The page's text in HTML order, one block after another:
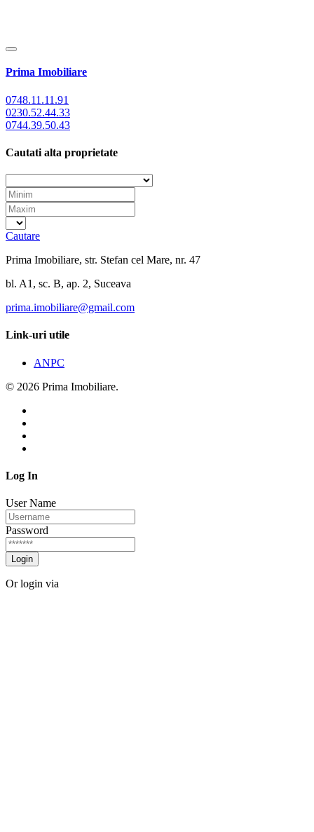
Prima Imobiliare
0748.11.11.91
0230.52.44.33
0744.39.50.43
Cautati alta proprietate
Cautare
Prima Imobiliare, str. Stefan cel Mare, nr. 47
bl. A1, sc. B, ap. 2, Suceava
prima.imobiliare@gmail.com
Link-uri utile
ANPC
© 2026 Prima Imobiliare.
Log In
User Name
Password
Login
Or login via